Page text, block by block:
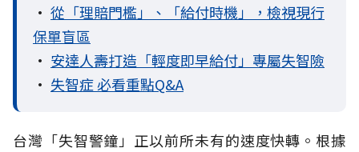
• 從「理賠門檻」、「給付時機」，檢視現行
保單盲區
• 安達人壽打造「輕度即早給付」專屬失智險
• 失智症 必看重點Q&A
台灣「失智警鐘」正以前所未有的速度快轉。根據